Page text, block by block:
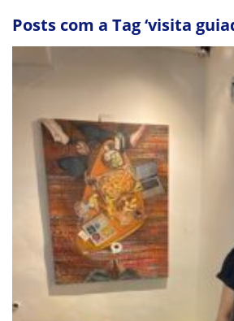
Posts com a Tag ‘visita